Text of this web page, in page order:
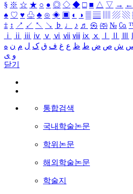
§ ※ ☆ ★ ○ ● ◎ ◇ ◆ □ ■ △ ▽ → ←
♠ ♡ ♥ ♧ ♣ ⊙ ◈ ▣ ◐ ◑ ▒ ▤ ▨ ▧
‡ ↕ ↗ ↙ ↖ ↘ ♭ ♩ ♪ ♬ ㉿ ㈜ № ㏇
ⅰ
ⅱ ⅲ ⅳ ⅴ ⅵ ⅶ ⅷ ⅸ ⅹ
ش ص ض ط ظ ع غ ف ق ک ل م ن ه
و ی
닫기
통합검색
국내학술논문
학위논문
해외학술논문
학술지